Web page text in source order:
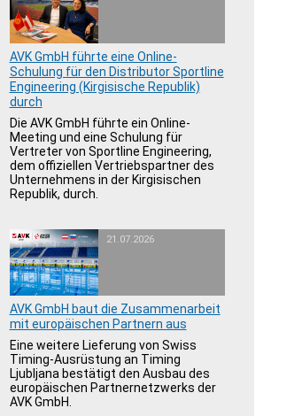
AVK GmbH führte eine Online-
Schulung für den Distributor Sportline
Engineering (Kirgisische Republik)
durch
Die AVK GmbH führte ein Online-
Meeting und eine Schulung für
Vertreter von Sportline Engineering,
dem offiziellen Vertriebspartner des
Unternehmens in der Kirgisischen
Republik, durch.
21.07.2026
AVK GmbH baut die Zusammenarbeit
mit europäischen Partnern aus
Eine weitere Lieferung von Swiss
Timing-Ausrüstung an Timing
Ljubljana bestätigt den Ausbau des
europäischen Partnernetzwerks der
AVK GmbH.